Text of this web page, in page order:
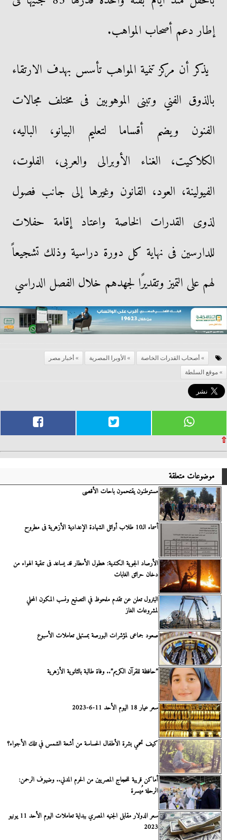
إطار دعم أصحاب المواهب.
يذكر أن مركز تنمية المواهب تأسس بهدف الارتقاء
بالذوق الفني وتبنى الموهوبين فى مختلف مجالات
الفنون ويضم أقساما لتعليم البيانو، الباليه،
الكلاكيت، الغناء الأوبرالى والعربى، الفلوت،
الفيولينة، العود، القانون وغيرها إلى جانب فصول
لذوى القدرات الخاصة واعتاد إقامة حفلات
للدارسين فى نهاية كل دورة دراسية وذلك تشجيعاً
لهم على التميز وتقديرًا لجهدهم خلال الفصل الدراسي
أصحاب القدرات الخاصة الأوبرا المصرية
أخبار مصر
موقع السلطة
⇧
موضوعات متعلقة
مستوطنون يقتحمون باحات الأقصى
أسماء الـ10 طلاب أوائل الشهادة الإعدادية الأزهرية فى مطروح
الأرصاد الجوية الكندية: هطول الأمطار قد يساعد فى تنقية الهواء من
دخان حرائق الغابات
البترول تعلن عن تقدم ملحوظ في التصنيع ونسب المكون المحلي
لمشروعات الغاز
صعود جماعى لمؤشرات البورصة بمستهل تعاملات الأسبوع
”حافظة للقرآن الكريم”.. وفاة طالبة بالثانوية الأزهرية
سعر عيار 18 اليوم الأحد 11-6-2023
كيف تحمي بشرة الأطفال الحساسة من أشعة الشمس في تلك الأجواء؟
أماكن قريبة للحجاج المصريين من الحرم المدني.. وضيوف الرحمن:
الرحلة مُيسرة
سعر الدولار مقابل الجنيه المصري ببداية تعاملات اليوم الأحد 11 يونيو
2023